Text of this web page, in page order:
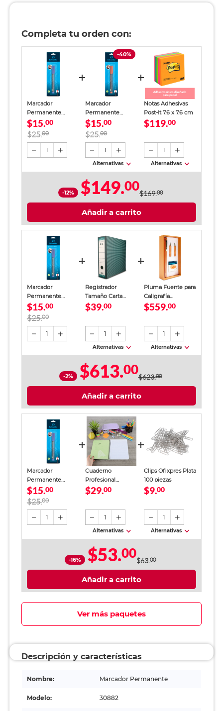
Completa tu orden con:
Marcador
Permanente
Schneider Maxx
Azul 1 pieza
$15.00
$25.00
1
-40%
Marcador
Permanente
Schneider Maxx
Rojo 1 pieza
$15.00
$25.00
1
Alternativas
Notas Adhesivas
Post-It 7.6 x 7.6 cm
$119.00
1
Alternativas
-12% $149.00$169.00
Añadir a carrito
Marcador
Permanente
Schneider Maxx
Azul 1 pieza
$15.00
$25.00
1
Registrador
Tamaño Carta
Office Depot
$39.00
1
Alternativas
Pluma Fuente para
Caligrafía
Schneider
$559.00
1
Alternativas
-2% $613.00$623.00
Añadir a carrito
Marcador
Permanente
Schneider Maxx
Azul 1 pieza
$15.00
$25.00
1
Cuaderno
Profesional
SkyBook Go Plus
$29.00
1
Alternativas
Clips Ofixpres Plata
100 piezas
$9.00
1
Alternativas
-16% $53.00$63.00
Añadir a carrito
Ver más paquetes
Descripción y características
Nombre: Marcador Permanente
Modelo: 30882